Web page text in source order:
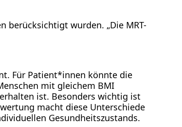
berücksichtigt wurden. „Die MRT-
Für Patient*innen könnte die
mit gleichem BMI
ist. Besonders wichtig ist
macht diese Unterschiede
Gesundheitszustands.